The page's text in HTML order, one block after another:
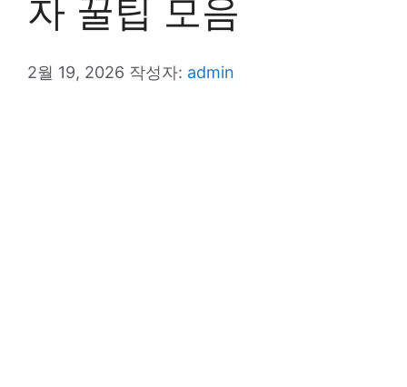
자 꿀팁 모음
2월 19, 2026 작성자: admin